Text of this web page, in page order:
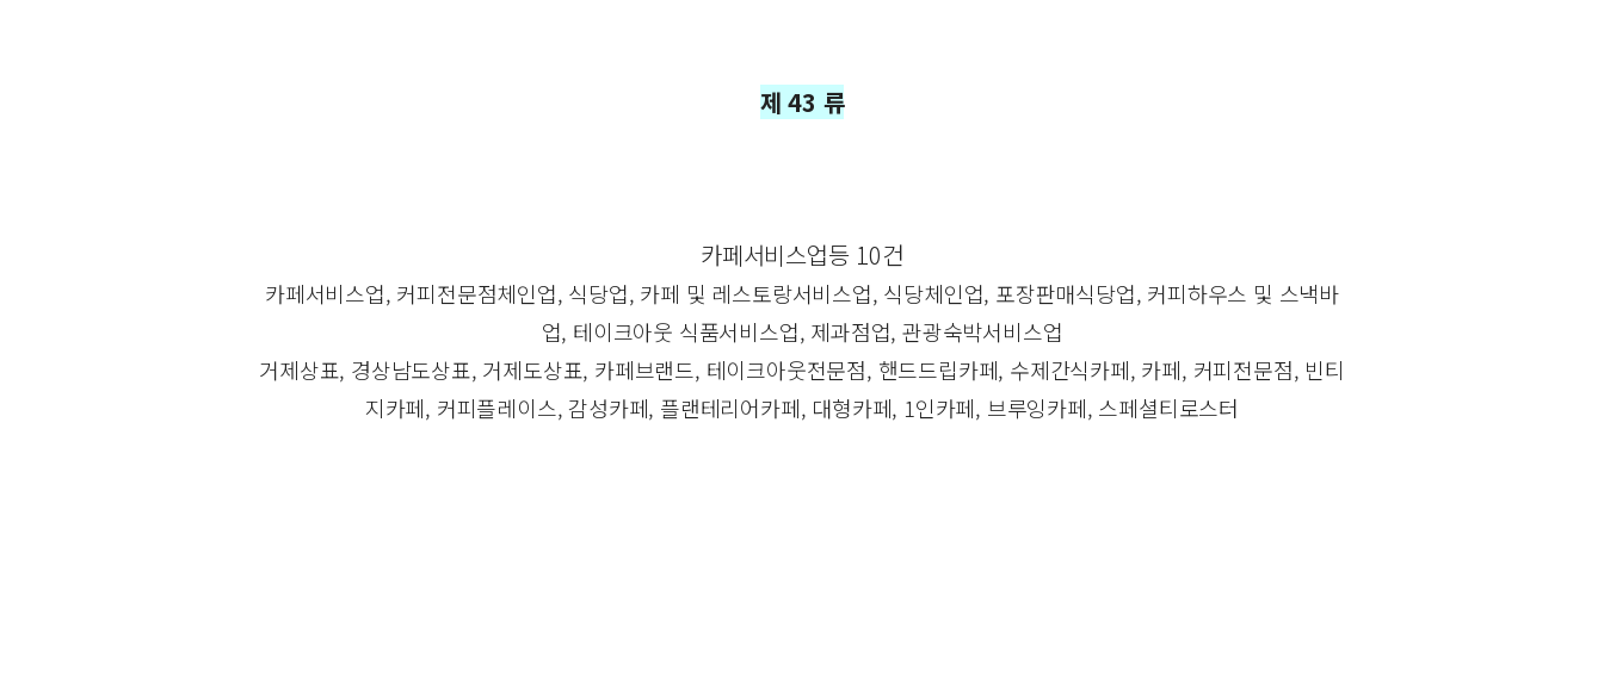
제 43 류
카페서비스업등 10건
카페서비스업, 커피전문점체인업, 식당업, 카페 및 레스토랑서비스업, 식당체인업, 포장판매식당업, 커피하우스 및 스낵바
업, 테이크아웃 식품서비스업, 제과점업, 관광숙박서비스업
거제상표, 경상남도상표, 거제도상표, 카페브랜드, 테이크아웃전문점, 핸드드립카페, 수제간식카페, 카페, 커피전문점, 빈티
지카페, 커피플레이스, 감성카페, 플랜테리어카페, 대형카페, 1인카페, 브루잉카페, 스페셜티로스터